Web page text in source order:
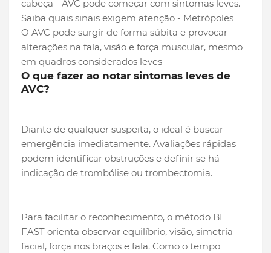
O AVC pode surgir de forma súbita e provocar
alterações na fala, visão e força muscular, mesmo
em quadros considerados leves
O que fazer ao notar sintomas leves de
AVC?
Diante de qualquer suspeita, o ideal é buscar
emergência imediatamente. Avaliações rápidas
podem identificar obstruções e definir se há
indicação de trombólise ou trombectomia.
Para facilitar o reconhecimento, o método BE
FAST orienta observar equilíbrio, visão, simetria
facial, força nos braços e fala. Como o tempo